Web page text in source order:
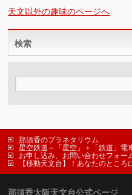
天文以外の趣味のページへ
検索
那須香のプラネタリウム
星空鉄道～「星空」＋「鉄道」電
お申し込み、お問い合わせフォー
【移動天文台】！あなたのところ
那須香大阪天文台公式ページ